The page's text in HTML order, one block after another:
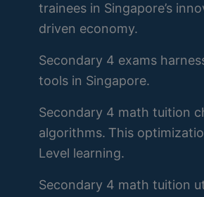
trainees іn Singapore’s
driven economy.
Secondary 4 exams
tools іn Singapore.
Secondary 4 math tuition
algorithms. Ꭲhiѕ
Level learning.
Secondary 4 math tuition